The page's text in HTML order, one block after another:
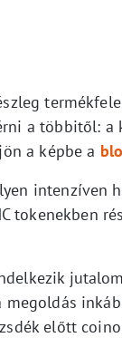
a többitől: a
a képbe a
intenzíven
tokenekben
előtt